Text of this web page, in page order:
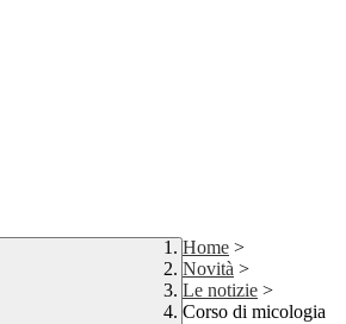
Home >
Novità >
Le notizie >
Corso di micologia